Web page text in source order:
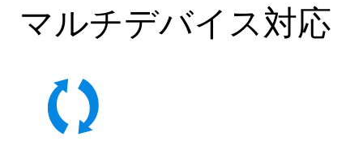
マルチデバイス対応